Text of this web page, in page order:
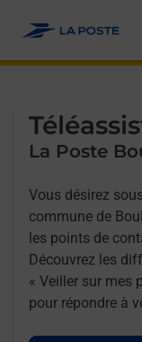
La Poste
Vous désirez
commune de
les points de
Découvrez les
« Veiller sur mes
pour répondre à